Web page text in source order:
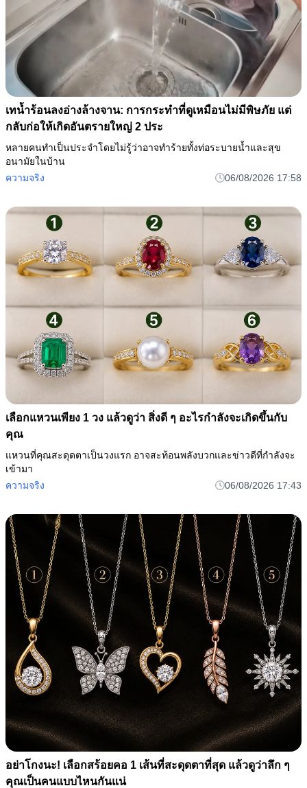
เทน้ำร้อนลงอ่างล้างจาน: การกระทำที่ดูเหมือนไม่มีพิษภัย แต่
กลับก่อให้เกิดอันตรายใหญ่ 2 ประ
หลายคนทำเป็นประจำโดยไม่รู้ว่าอาจทำร้ายทั้งท่อระบายน้ำและสุข
อนามัยในบ้าน
ความจริง
06/08/2026 17:58
เลือกแหวนเพียง 1 วง แล้วดูว่า สิ่งดี ๆ อะไรกำลังจะเกิดขึ้นกับ
คุณ
แหวนที่คุณสะดุดตาเป็นวงแรก อาจสะท้อนพลังบวกและข่าวดีที่กำลังจะ
เข้ามา
ความจริง
06/08/2026 17:43
อย่าโกงนะ! เลือกสร้อยคอ 1 เส้นที่สะดุดตาที่สุด แล้วดูว่าลึก ๆ
คุณเป็นคนแบบไหนกันแน่